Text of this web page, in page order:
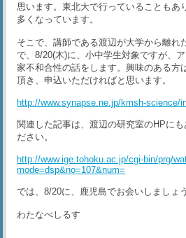
思います。東北大で行っていることもあ
多くなっています。
そこで、講師である渡辺が大学から離れ
で、8/20(木)に、小中学生対象ですが、
家不和合性の話をします。興味のある方
頂き、申込いただければと思います。
http://www.synapse.ne.jp/kmsh-science/
関連した記事は、渡辺の研究室のHPに
ださい。
http://www.ige.tohoku.ac.jp/cgi-bin/prg/
mode=dsp&no=107&num=
では、8/20に、鹿児島でお会いしましょう
わたなべしるす